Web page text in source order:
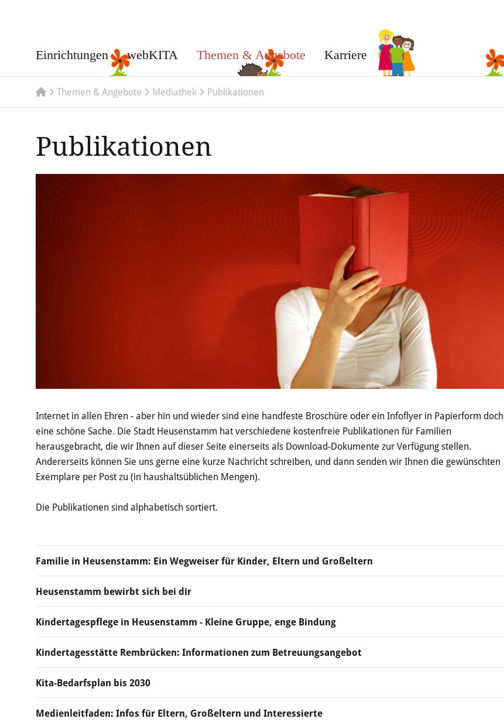
Einrichtungen webKITA Themen & Angebote Karriere
Themen & Angebote Mediathek Publikationen
Publikationen
Internet in allen Ehren - aber hin und wieder sind eine handfeste Broschüre oder ein Infoflyer in Papierform doch
eine schöne Sache. Die Stadt Heusenstamm hat verschiedene kostenfreie Publikationen für Familien
herausgebracht, die wir Ihnen auf dieser Seite einerseits als Download-Dokumente zur Verfügung stellen.
Andererseits können Sie uns gerne eine kurze Nachricht schreiben, und dann senden wir Ihnen die gewünschten
Exemplare per Post zu (in haushaltsüblichen Mengen).
Die Publikationen sind alphabetisch sortiert.
Familie in Heusenstamm: Ein Wegweiser für Kinder, Eltern und Großeltern
Heusenstamm bewirbt sich bei dir
Kindertagespflege in Heusenstamm - Kleine Gruppe, enge Bindung
Kindertagesstätte Rembrücken: Informationen zum Betreuungsangebot
Kita-Bedarfsplan bis 2030
Medienleitfaden: Infos für Eltern, Großeltern und Interessierte